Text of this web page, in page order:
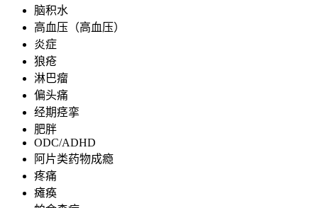
脑积水
高血压（高血压）
炎症
狼疮
淋巴瘤
偏头痛
经期痉挛
肥胖
ODC/ADHD
阿片类药物成瘾
疼痛
瘫痪